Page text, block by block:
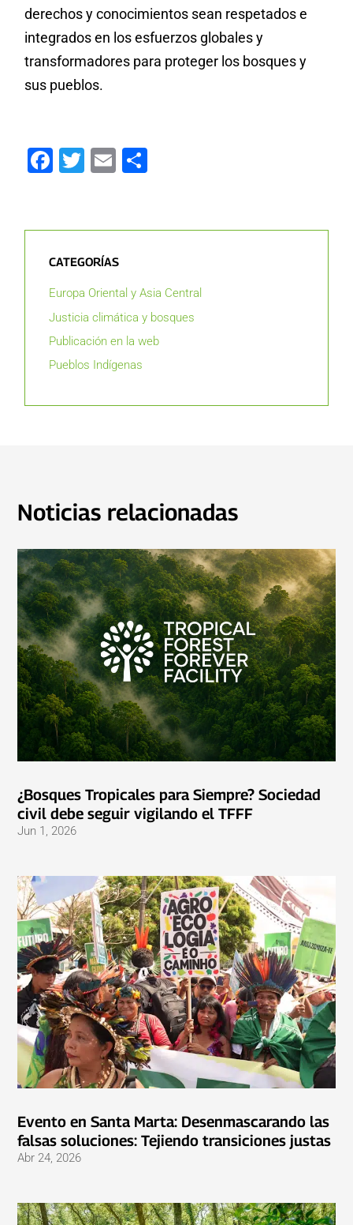
derechos y conocimientos sean respetados e
integrados en los esfuerzos globales y
transformadores para proteger los bosques y
sus pueblos.
Facebook
Twitter
Email
CATEGORÍAS
Europa Oriental y Asia Central
Justicia climática y bosques
Publicación en la web
Pueblos Indígenas
Noticias relacionadas
¿Bosques Tropicales para Siempre? Sociedad
civil debe seguir vigilando el TFFF
Jun 1, 2026
Evento en Santa Marta: Desenmascarando las
falsas soluciones: Tejiendo transiciones justas
Abr 24, 2026